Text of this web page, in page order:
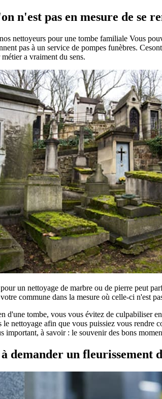
n'est pas en mesure de se
nettoyeurs pour une tombe familiale Vous
pas à un service de pompes funèbres.
a vraiment du sens.
un nettoyage de marbre ou de pierre peut
commune dans la mesure où celle-ci n'est
d'une tombe, vous vous évitez de culpabiliser
le nettoyage afin que vous puissiez vous
important, à savoir : le souvenir des bons
demander un fleurissement